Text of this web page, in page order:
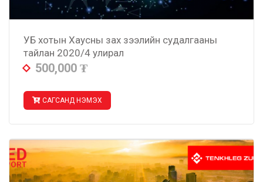
УБ хотын Хаусны зах зээлийн судалгааны
тайлан 2020/4 улирал
500,000 ₮
САГСАНД НЭМЭХ